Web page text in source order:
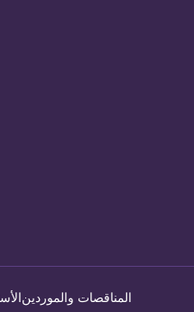
المناقصات والموردين